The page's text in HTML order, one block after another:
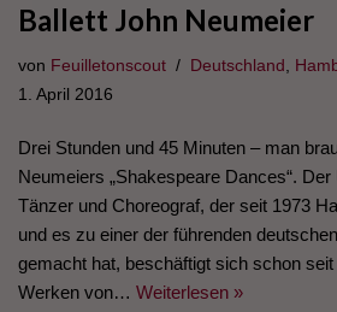
Ballett John Neumeier
von Feuilletonscout Deutschland
1. April 2016
Drei Stunden und 45 Minuten – man
Neumeiers „Shakespeare Dances“.
Tänzer und Choreograf, der seit 1973
und es zu einer der führenden
gemacht hat, beschäftigt sich schon
Werken von… Weiterlesen »